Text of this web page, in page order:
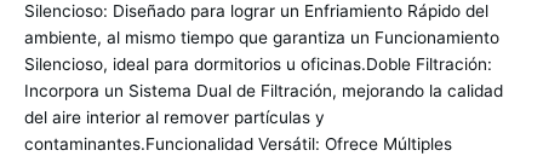
Silencioso: Diseñado para lograr un Enfriamiento Rápido del
ambiente, al mismo tiempo que garantiza un Funcionamiento
Silencioso, ideal para dormitorios u oficinas.Doble Filtración:
Incorpora un Sistema Dual de Filtración, mejorando la calidad
del aire interior al remover partículas y
contaminantes.Funcionalidad Versátil: Ofrece Múltiples